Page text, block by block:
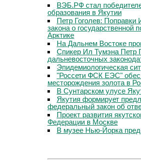
ВЭБ.РФ стал
образования в Якутии
Петр Гоголев:
закона о государственной
Арктике
На Дальнем Востоке
Спикер Ил Тумэна Петр
дальневосточных
Эпидемиологическая
"Россети ФСК ЕЭС"
месторождения золота в
В Сунтарском улусе
Якутия формирует
федеральный закон об
Проект развития
Федерации в Москве
В музее Нью-Йорка